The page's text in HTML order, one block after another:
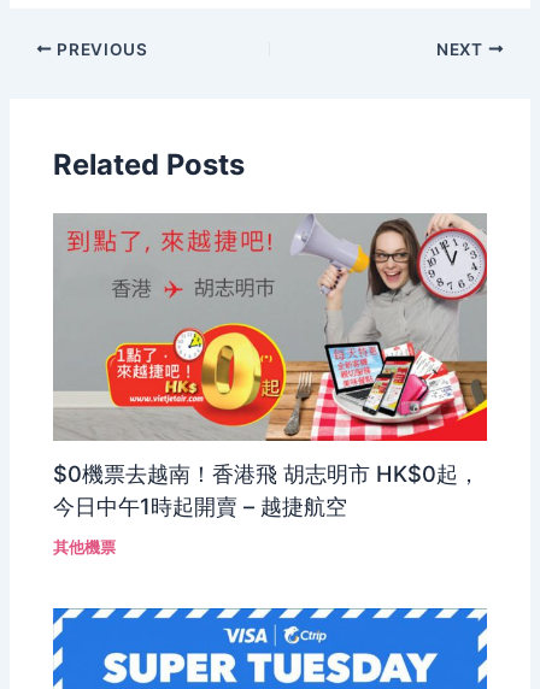
PREVIOUS NEXT
Related Posts
$0機票去越南！香港飛 胡志明市 HK$0起，
今日中午1時起開賣 – 越捷航空
其他機票